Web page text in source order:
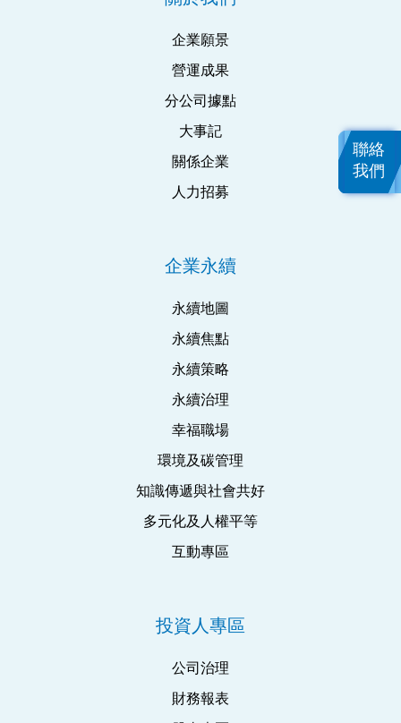
企業願景
營運成果
分公司據點
大事記
關係企業
人力招募
企業永續
永續地圖
永續焦點
永續策略
永續治理
幸福職場
環境及碳管理
知識傳遞與社會共好
多元化及人權平等
互動專區
投資人專區
公司治理
財務報表
聯絡
我們